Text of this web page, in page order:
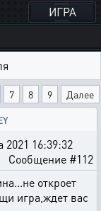
ИГРА
7 8 9
Далее
2021 16:39:32
Сообщение #112
откроет
игра,ждет вас